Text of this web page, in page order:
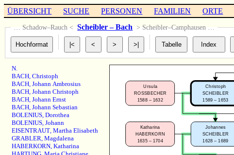
ÜBERSICHT SUCHE PERSONEN FAMILIEN ORTE
… Schadow–Rauch < Scheibler – Bach > Scheibler–Camphausen …
N.
BACH,Christoph
BACH,Johann Ambrosius
BACH,Johann Christoph
BACH,Johann Ernst
BACH,Johann Sebastian
BOLENIUS,Dorothea
BOLENIUS,Johann
EISENTRAUT,Martha Elisabeth
GRABLER,Magdalena
HABERKORN,Katharina
Christoph
SCHEIBLER
1589 – 1653
Ursula
ROSSBECHER
1588 – 1632
Johannes
SCHEIBLER
1628 – 1689
Katharina
HABERKORN
1635 – 1704